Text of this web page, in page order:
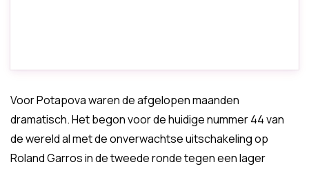
Voor Potapova waren de afgelopen maanden
dramatisch. Het begon voor de huidige nummer 44 van
de wereld al met de onverwachtse uitschakeling op
Roland Garros in de tweede ronde tegen een lager